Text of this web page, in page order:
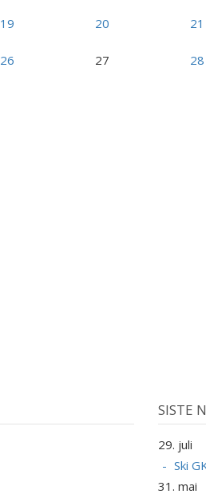
19 20 21
26 27 28
SISTE
29. juli
Ski
31. mai